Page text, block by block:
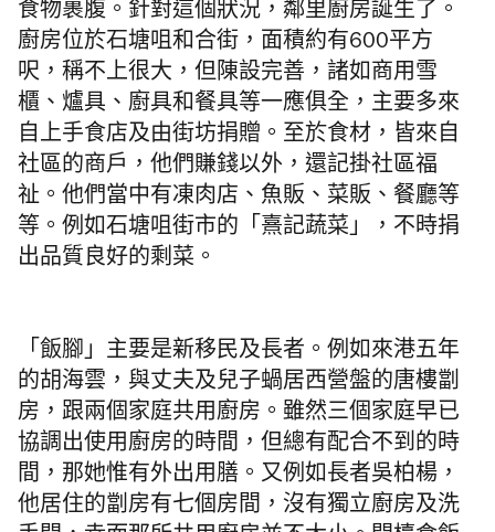
食物裹腹。針對這個狀況，鄰里廚房誕生了。
廚房位於石塘咀和合街，面積約有600平方
呎，稱不上很大，但陳設完善，諸如商用雪
櫃、爐具、廚具和餐具等一應俱全，主要多來
自上手食店及由街坊捐贈。至於食材，皆來自
社區的商戶，他們賺錢以外，還記掛社區福
祉。他們當中有凍肉店、魚販、菜販、餐廳等
等。例如石塘咀街市的「熹記蔬菜」，不時捐
出品質良好的剩菜。
「飯腳」主要是新移民及長者。例如來港五年
的胡海雲，與丈夫及兒子蝸居西營盤的唐樓劏
房，跟兩個家庭共用廚房。雖然三個家庭早已
協調出使用廚房的時間，但總有配合不到的時
間，那她惟有外出用膳。又例如長者吳柏楊，
他居住的劏房有七個房間，沒有獨立廚房及洗